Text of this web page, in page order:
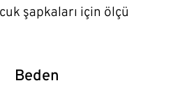
şapkaları için ölçü
Beden